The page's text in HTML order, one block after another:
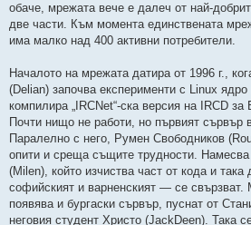
обаче, мрежата вече е далеч от най-
две части. Към момента единствената
има малко над 400 активни потребители.
Началото на мрежата датира от 1996 г.,
(Delian) започва експерименти с Linux ядро
компилира „IRCNet“-ска версия на IRCD за
Почти нищо не работи, но първият сървър
Паралелно с него, Румен Свободников
опити и среща същите трудности.
(Milen), който изчиства част от кода и
софийският и варненският — се свързват.
появява и бургаски сървър, пуснат от
неговия студент Христо (JackDeen). Така